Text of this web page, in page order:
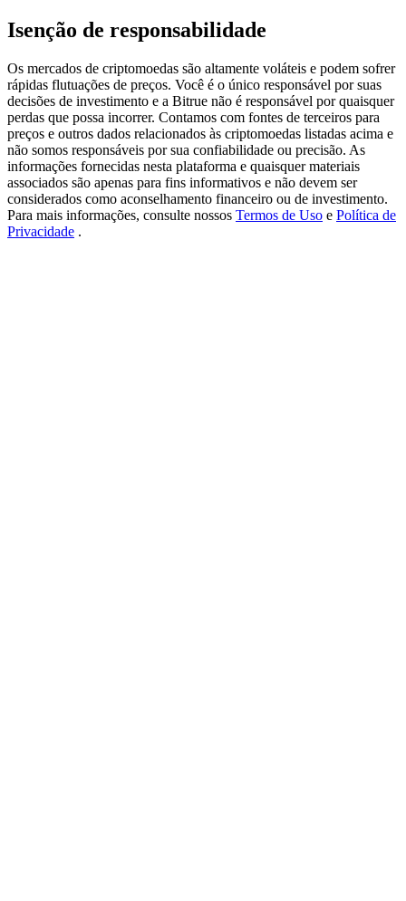
USDT Flexible Staking | Daily Rewards
New Listing Futures Fest
Trade New Futures, Win 200,000 USDT
Isenção de responsabilidade
Os mercados de criptomoedas são altamente voláteis e podem sofrer
rápidas flutuações de preços. Você é o único responsável por suas
decisões de investimento e a Bitrue não é responsável por quaisquer
perdas que possa incorrer. Contamos com fontes de terceiros para
preços e outros dados relacionados às criptomoedas listadas acima e
não somos responsáveis por sua confiabilidade ou precisão. As
informações fornecidas nesta plataforma e quaisquer materiais
associados são apenas para fins informativos e não devem ser
considerados como aconselhamento financeiro ou de investimento.
Para mais informações, consulte nossos Termos de Uso e Política de
Privacidade .